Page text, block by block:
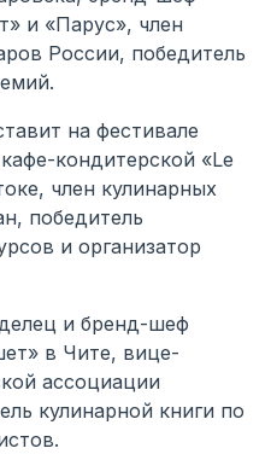
и «Парус», член
России, победитель
на фестивале
кондитерской «Le
член кулинарных
победитель
и организатор
и бренд-шеф
в Чите, вице-
ассоциации
кулинарной книги по